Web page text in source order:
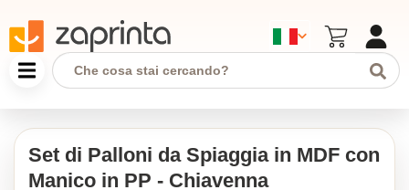
Set di Palloni da Spiaggia in MDF con
Manico in PP - Chiavenna